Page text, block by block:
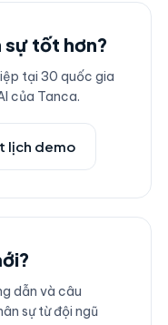
sự tốt hơn?
tại 30 quốc gia
của Tanca.
lịch demo
dẫn và câu
sự từ đội ngũ